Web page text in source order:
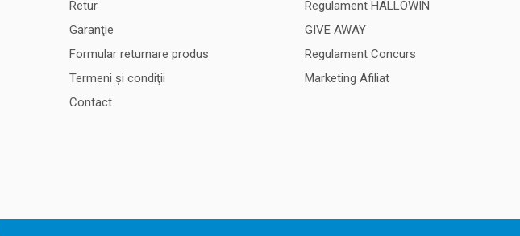
Retur
Garanţie
Formular returnare produs
Termeni şi condiţii
Contact
Regulament HALLOWIN
GIVE AWAY
Regulament Concurs
Marketing Afiliat